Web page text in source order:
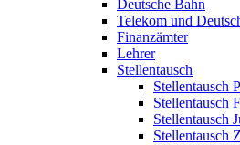
Deutsche Bahn
Telekom und
Finanzämter
Lehrer
Stellentausch
Stellentausch
Stellentausch
Stellentausch
Stellentausch